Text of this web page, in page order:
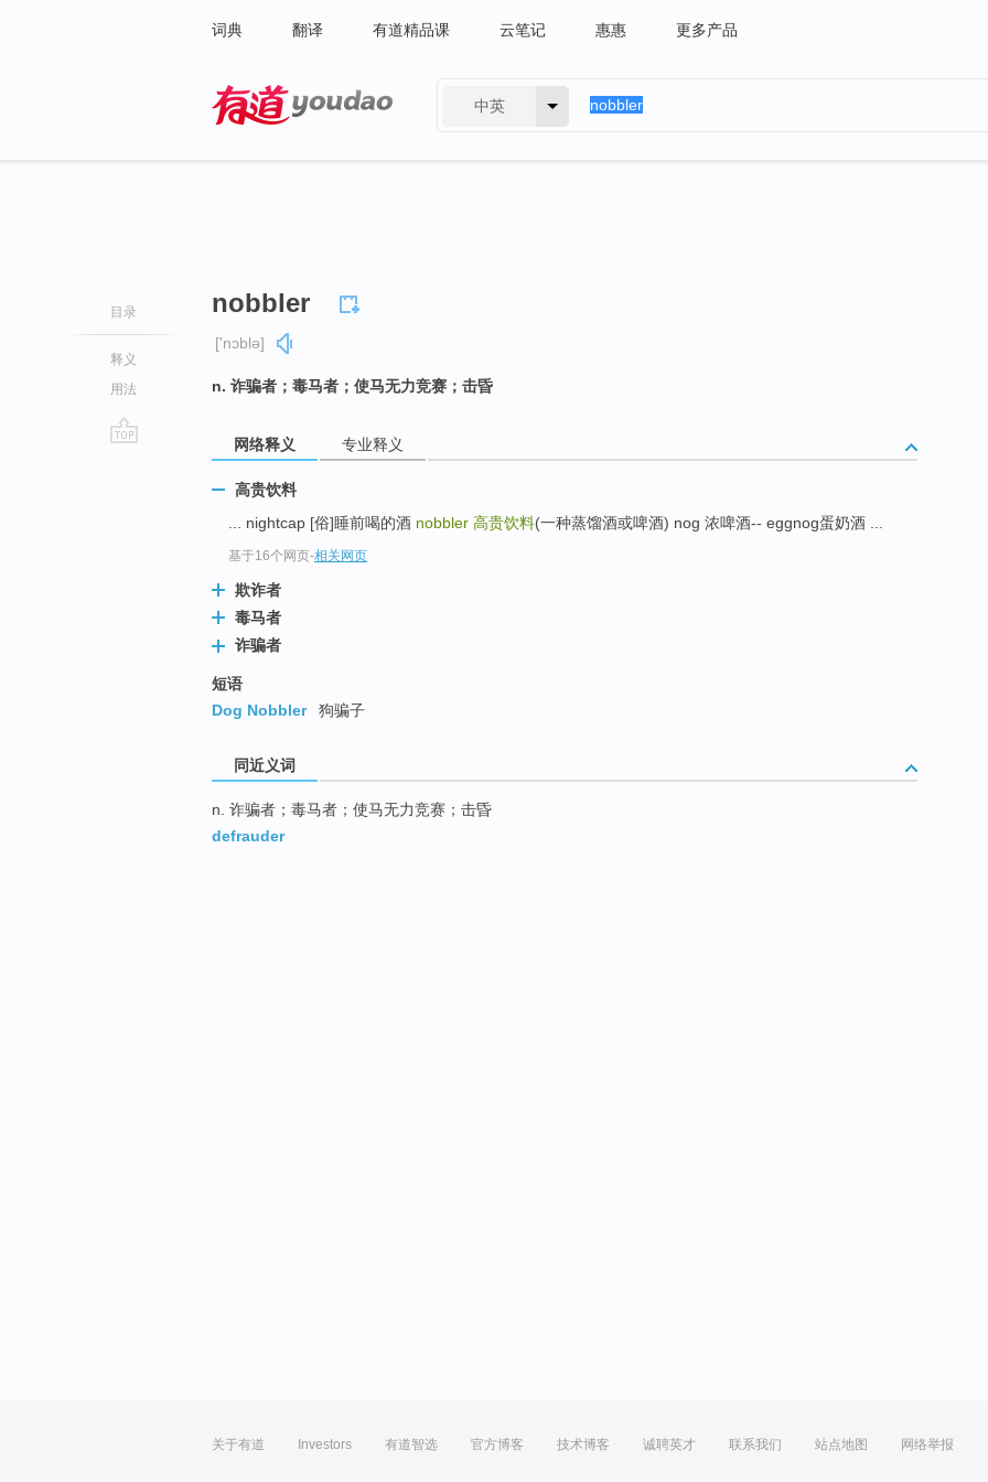
词典 翻译 有道精品课 云笔记 惠惠 更多产品
中英
目录
释义
用法
nobbler
['nɔblə]
n. 诈骗者；毒马者；使马无力竞赛；击昏
网络释义 专业释义
高贵饮料
... nightcap [俗]睡前喝的酒 nobbler 高贵饮料(一种蒸馏酒或啤酒) nog 浓啤酒-- eggnog蛋奶酒 ...
基于16个网页-相关网页
欺诈者
毒马者
诈骗者
短语
Dog Nobbler
狗骗子
同近义词
n. 诈骗者；毒马者；使马无力竞赛；击昏
defrauder
关于有道 Investors 有道智选 官方博客 技术博客 诚聘英才 联系我们 站点地图 网络举报